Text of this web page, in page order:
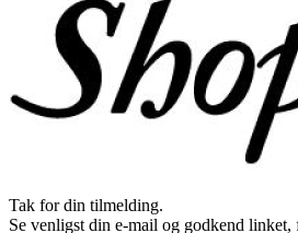
Tak for din tilmelding.
Se venligst din e-mail og godkend